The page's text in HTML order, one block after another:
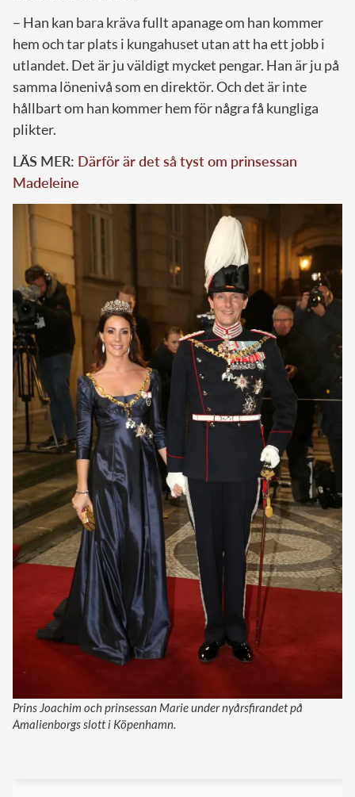
– Han kan bara kräva fullt apanage om han kommer
hem och tar plats i kungahuset utan att ha ett jobb i
utlandet. Det är ju väldigt mycket pengar. Han är ju på
samma lönenivå som en direktör. Och det är inte
hållbart om han kommer hem för några få kungliga
plikter.
LÄS MER: Därför är det så tyst om prinsessan
Madeleine
Prins Joachim och prinsessan Marie under nyårsfirandet på
Amalienborgs slott i Köpenhamn.